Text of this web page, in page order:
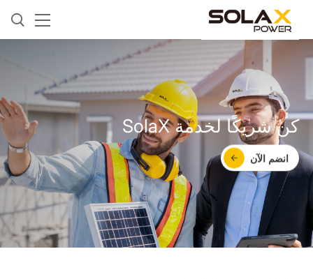
كن شريكًا لخدمة SolaX
انضم الآن